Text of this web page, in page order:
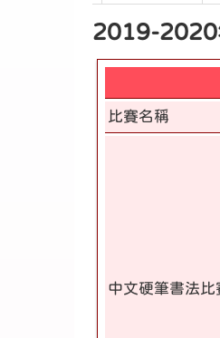
2019-2020
比賽名稱
中文硬筆書法比